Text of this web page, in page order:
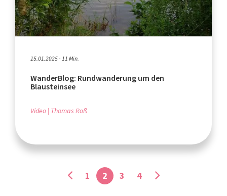
15.01.2025 - 11 Min.
WanderBlog: Rundwanderung um den
Blausteinsee
Video Thomas Roß
1 2 3 4